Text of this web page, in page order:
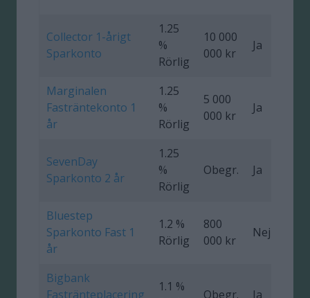
Collector 1-årigt
Sparkonto
1.25
%
Rörlig
10 000
000 kr
Ja
Marginalen
Fasträntekonto 1
år
1.25
%
Rörlig
5 000
000 kr
Ja
SevenDay
Sparkonto 2 år
1.25
%
Rörlig
Obegr. Ja
Bluestep
Sparkonto Fast 1
år
1.2 %
Rörlig
800
000 kr
Nej
Bigbank
Fastränteplacering
1.1 %
Obegr. Ja